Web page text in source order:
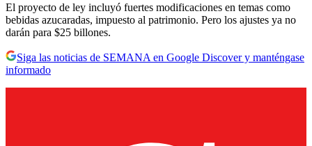
El proyecto de ley incluyó fuertes modificaciones en temas como
bebidas azucaradas, impuesto al patrimonio. Pero los ajustes ya no
darán para $25 billones.
Siga las noticias de SEMANA en Google Discover y manténgase
informado